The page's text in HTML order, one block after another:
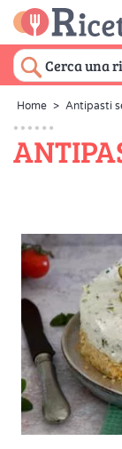
Home > Antipasti